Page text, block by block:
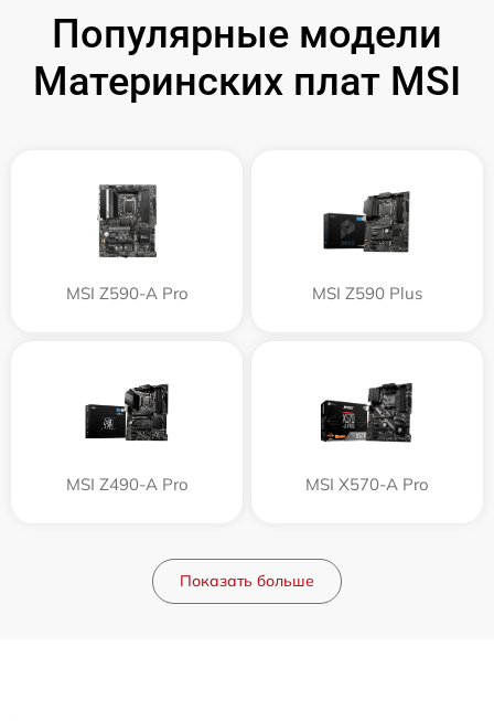
Популярные модели
Материнских плат MSI
MSI Z590-A Pro MSI Z590 Plus
MSI Z490-A Pro MSI X570-A Pro
Показать больше